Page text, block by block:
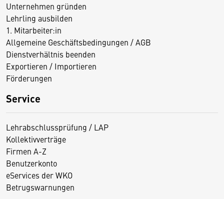
Unternehmen gründen
Lehrling ausbilden
1. Mitarbeiter:in
Allgemeine Geschäftsbedingungen / AGB
Dienstverhältnis beenden
Exportieren / Importieren
Förderungen
Service
Lehrabschlussprüfung / LAP
Kollektivverträge
Firmen A-Z
Benutzerkonto
eServices der WKO
Betrugswarnungen